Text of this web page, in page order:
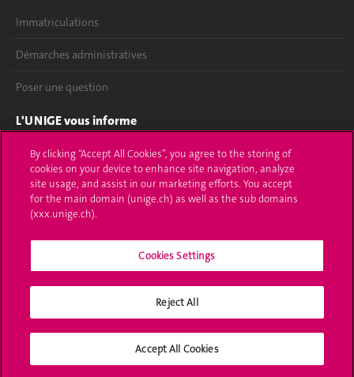
Immatriculations
Démarches administratives
Poser une question
L'UNIGE vous informe
UNIGE Mobile
Médias
Offres d'emploi
Calendrier académique
Médias sociaux UNIGE
By clicking “Accept All Cookies”, you agree to the storing of
cookies on your device to enhance site navigation, analyze
site usage, and assist in our marketing efforts. You accept
for the main domain (unige.ch) as well as the sub domains
(xxx.unige.ch).
Cookies Settings
Reject All
Accept All Cookies